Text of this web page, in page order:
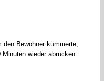
Bewohner kümmerte,
wieder abrücken.